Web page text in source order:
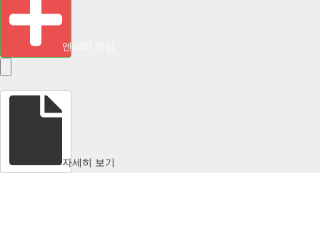
엔티티 생성
자세히 보기